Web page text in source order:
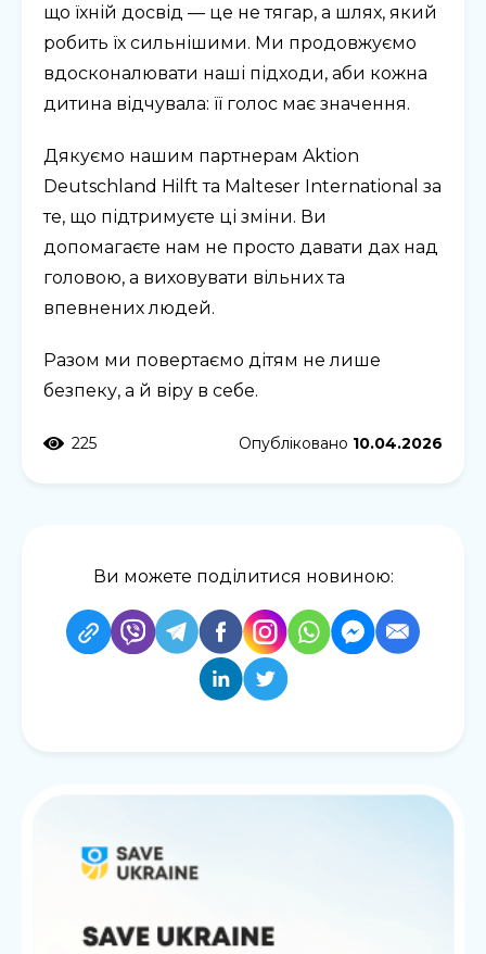
що їхній досвід — це не тягар, а шлях, який
робить їх сильнішими. Ми продовжуємо
вдосконалювати наші підходи, аби кожна
дитина відчувала: її голос має значення.
Дякуємо нашим партнерам Aktion
Deutschland Hilft та Malteser International за
те, що підтримуєте ці зміни. Ви
допомагаєте нам не просто давати дах над
головою, а виховувати вільних та
впевнених людей.
Разом ми повертаємо дітям не лише
безпеку, а й віру в себе.
225 Опубліковано 10.04.2026
Ви можете поділитися новиною: